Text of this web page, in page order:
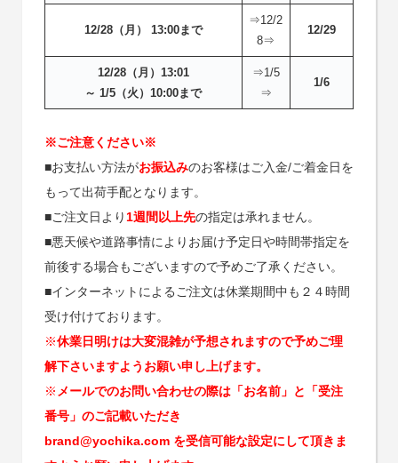
12/28（月） 13:00まで
⇒12/2
8⇒
12/29
12/28（月）13:01
～ 1/5（火）10:00まで
⇒1/5
⇒
1/6
※ご注意ください※
■お支払い方法がお振込みのお客様はご入金/ご着金日を
もって出荷手配となります。
■ご注文日より 1週間以上先の指定は承れません。
■悪天候や道路事情によりお届け予定日や時間帯指定を
前後する場合もございますので予めご了承ください。
■インターネットによるご注文は休業期間中も２４時間
受け付けております。
※休業日明けは大変混雑が予想されますので予めご理
解下さいますようお願い申し上げます。
※ メールでのお問い合わせの際は「お名前」と「受注
番号」のご記載いただき
brand@yochika.com を受信可能な設定にして頂きま